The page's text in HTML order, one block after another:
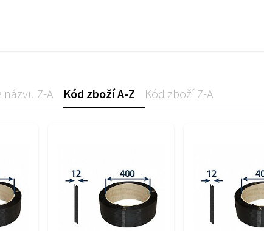
názvu Z-A Kód zboží A-Z Kód zboží Z-A